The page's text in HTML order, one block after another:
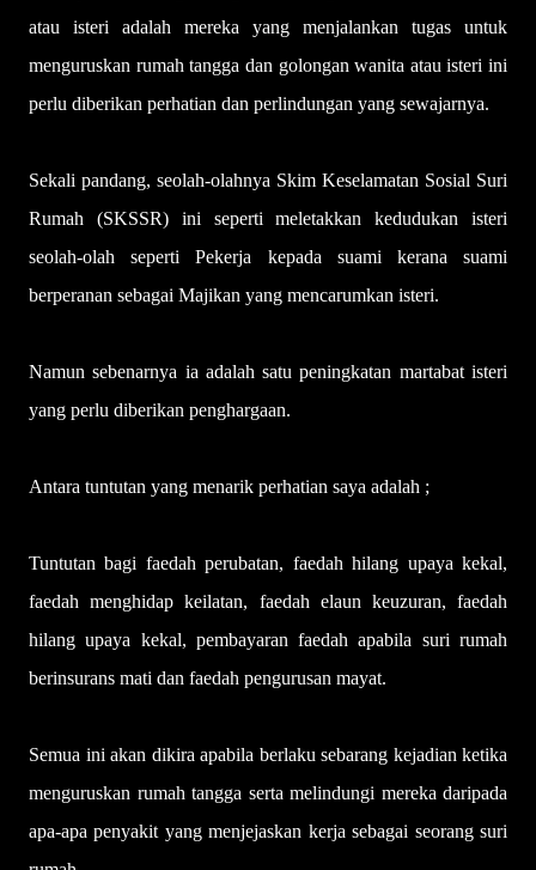
atau isteri adalah mereka yang menjalankan tugas untuk
menguruskan rumah tangga dan golongan wanita atau isteri ini
perlu diberikan perhatian dan perlindungan yang sewajarnya.
Sekali pandang, seolah-olahnya Skim Keselamatan Sosial Suri
Rumah (SKSSR) ini seperti meletakkan kedudukan isteri
seolah-olah seperti Pekerja kepada suami kerana suami
berperanan sebagai Majikan yang mencarumkan isteri.
Namun sebenarnya ia adalah satu peningkatan martabat isteri
yang perlu diberikan penghargaan.
Antara tuntutan yang menarik perhatian saya adalah ;
Tuntutan bagi faedah perubatan, faedah hilang upaya kekal,
faedah menghidap keilatan, faedah elaun keuzuran, faedah
hilang upaya kekal, pembayaran faedah apabila suri rumah
berinsurans mati dan faedah pengurusan mayat.
Semua ini akan dikira apabila berlaku sebarang kejadian ketika
menguruskan rumah tangga serta melindungi mereka daripada
apa-apa penyakit yang menjejaskan kerja sebagai seorang suri